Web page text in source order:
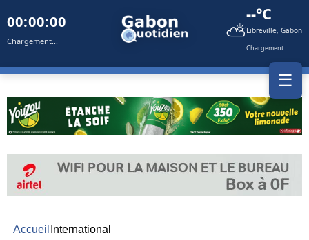
00:00:00
Chargement... ⛅
--°C
Libreville, Gabon
Chargement...
☰
Accueil International